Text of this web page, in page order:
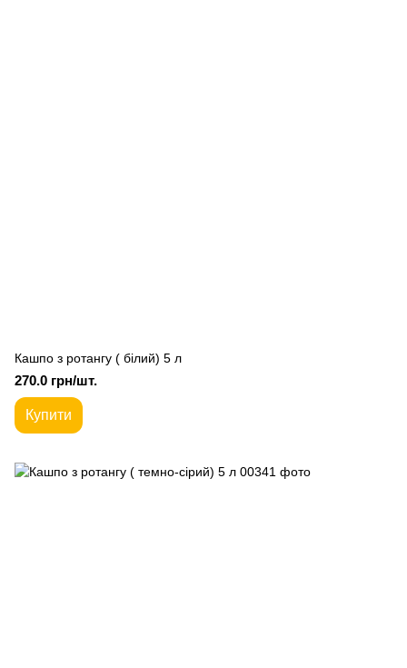
Кашпо з ротангу ( білий) 5 л
270.0 грн/шт.
Купити